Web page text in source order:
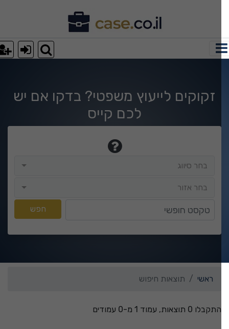
חיפוש
זקוקים לייעוץ משפטי? בדקו אם יש
לכם קייס
בחר סיווג
בחר אזור
חפש
ראשי תוצאות חיפוש
התקבלו 0 תוצאות, עמוד 1 מ-0 עמודים